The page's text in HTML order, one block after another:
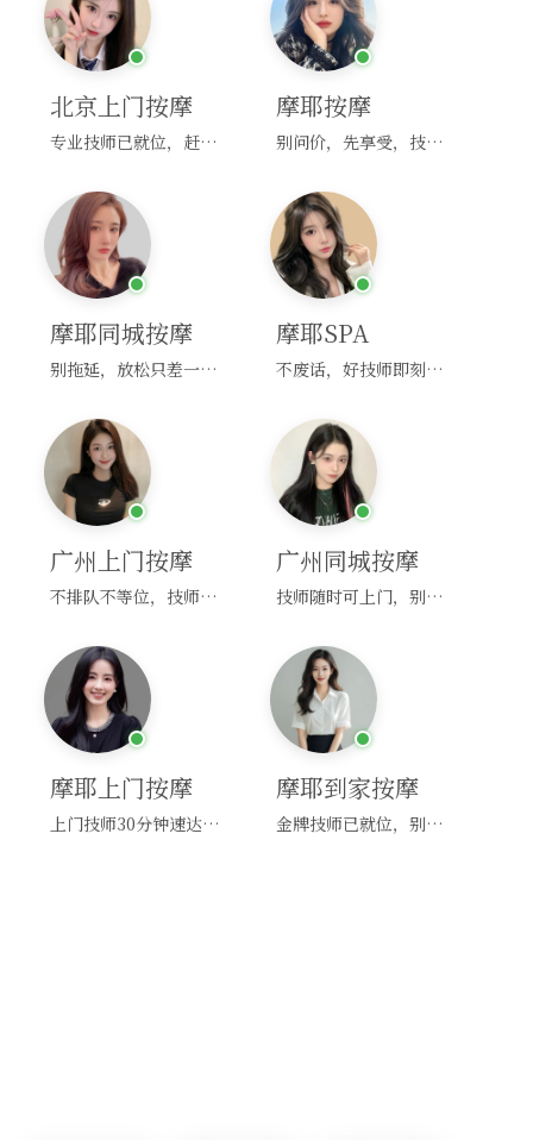
北京上门按摩
专业技师已就位，赶紧下单！
摩耶按摩
别问价，先享受，技师马上到！
摩耶同城按摩
别拖延，放松只差一次点击！
摩耶SPA
不废话，好技师即刻上门，约！
广州上门按摩
不排队不等位，技师直奔你家！
广州同城按摩
技师随时可上门，别啰嗦，赶紧约！
摩耶上门按摩
上门技师30分钟速达，别问，快约！
摩耶到家按摩
金牌技师已就位，别纠结，马上预约！